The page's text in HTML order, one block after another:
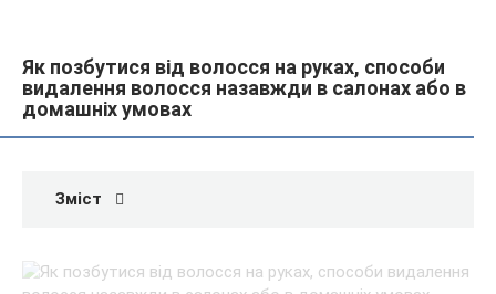
Як позбутися від волосся на руках, способи
видалення волосся назавжди в салонах або в
домашніх умовах
Зміст